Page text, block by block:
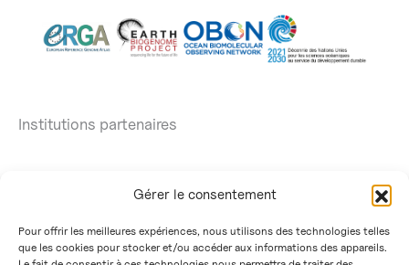
Gérer le consentement
Pour offrir les meilleures expériences, nous utilisons des technologies telles
que les cookies pour stocker et/ou accéder aux informations des appareils.
Institutions partenaires